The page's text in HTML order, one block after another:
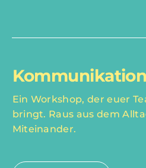
Ein Workshop, der euer
bringt. Raus aus dem
Miteinander.